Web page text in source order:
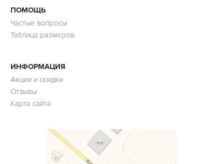
ПОМОЩЬ
Частые вопросы
Таблица размеров
ИНФОРМАЦИЯ
Акции и скидки
Отзывы
Карта сайта